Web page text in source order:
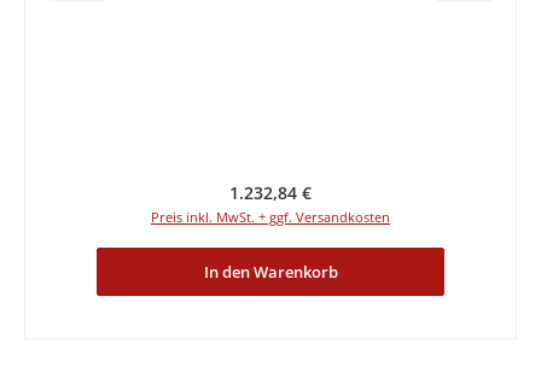
Regulärer Preis:
1.232,84 €
Preis inkl. MwSt. + ggf. Versandkosten
In den Warenkorb